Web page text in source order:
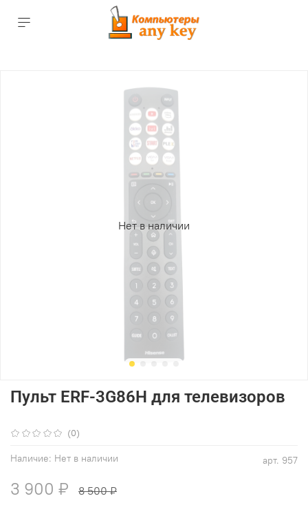
Нет в наличии
(0)
арт. 957
Наличие: Нет в наличии
Пульт ERF-3G86H для телевизоров
3 900 ₽ 8 500 ₽